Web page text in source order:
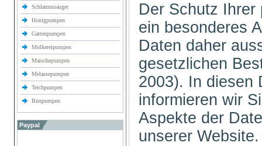
Schlammsauger
Honigpumpen
Gartenpumpen
Molkereipumpen
Maischepumpen
Melassepumpen
Teichpumpen
Bierpumpen
Paypal
Der Schutz
ein besonderes
Daten daher
gesetzlichen
2003). In diesen
informieren wir
Aspekte der
unserer